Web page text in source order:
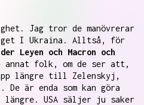
Jag tror de manövrerar
I Ukraina. Alltså, för
Leyen och Macron och
folk, om de ser att,
längre till Zelenskyj,
är enda som kan göra
längre. USA säljer ju saker